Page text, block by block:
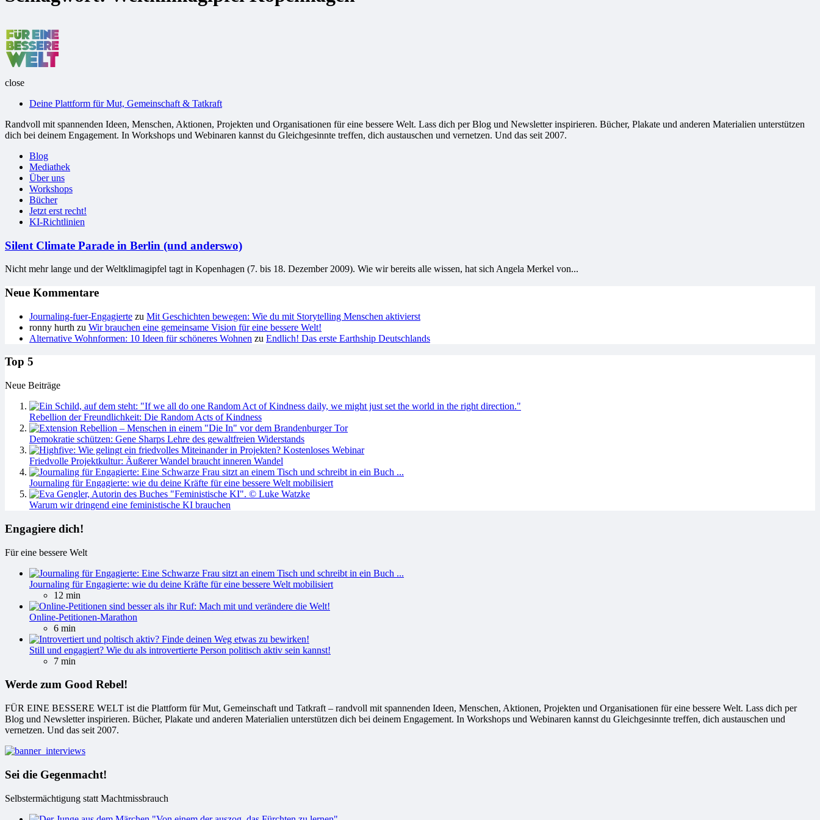
close
Deine Plattform für Mut, Gemeinschaft & Tatkraft
Randvoll mit spannenden Ideen, Menschen, Aktionen, Projekten und Organisationen für eine bessere Welt. Lass dich per Blog und Newsletter inspirieren. Bücher, Plakate und anderen Materialien unterstützen
dich bei deinem Engagement. In Workshops und Webinaren kannst du Gleichgesinnte treffen, dich austauschen und vernetzen. Und das seit 2007.
Blog
Mediathek
Über uns
Workshops
Bücher
Jetzt erst recht!
KI-Richtlinien
Silent Climate Parade in Berlin (und anderswo)
Nicht mehr lange und der Weltklimagipfel tagt in Kopenhagen (7. bis 18. Dezember 2009). Wie wir bereits alle wissen, hat sich Angela Merkel von...
Neue Kommentare
Journaling-fuer-Engagierte zu Mit Geschichten bewegen: Wie du mit Storytelling Menschen aktivierst
ronny hurth zu Wir brauchen eine gemeinsame Vision für eine bessere Welt!
Alternative Wohnformen: 10 Ideen für schöneres Wohnen zu Endlich! Das erste Earthship Deutschlands
Top 5
Neue Beiträge
Rebellion der Freundlichkeit: Die Random Acts of Kindness
Demokratie schützen: Gene Sharps Lehre des gewaltfreien Widerstands
Friedvolle Projektkultur: Äußerer Wandel braucht inneren Wandel
Journaling für Engagierte: wie du deine Kräfte für eine bessere Welt mobilisiert
Warum wir dringend eine feministische KI brauchen
Engagiere dich!
Für eine bessere Welt
Journaling für Engagierte: wie du deine Kräfte für eine bessere Welt mobilisiert
12 min
Online-Petitionen-Marathon
6 min
Still und engagiert? Wie du als introvertierte Person politisch aktiv sein kannst!
7 min
Werde zum Good Rebel!
FÜR EINE BESSERE WELT ist die Plattform für Mut, Gemeinschaft und Tatkraft – randvoll mit spannenden Ideen, Menschen, Aktionen, Projekten und Organisationen für eine bessere Welt. Lass dich per
Blog und Newsletter inspirieren. Bücher, Plakate und anderen Materialien unterstützen dich bei deinem Engagement. In Workshops und Webinaren kannst du Gleichgesinnte treffen, dich austauschen und
vernetzen. Und das seit 2007.
Sei die Gegenmacht!
Selbstermächtigung statt Machtmissbrauch